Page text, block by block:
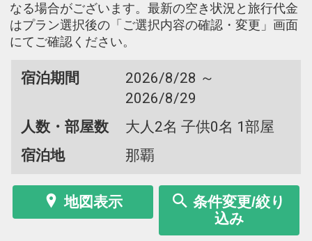
なる場合がございます。最新の空き状況と旅行代金
はプラン選択後の「ご選択内容の確認・変更」画面
にてご確認ください。
宿泊期間
2026/8/28 ～
2026/8/29
人数・部屋数
大人2名 子供0名 1部屋
宿泊地
那覇
地図表示
条件変更/絞り
込み